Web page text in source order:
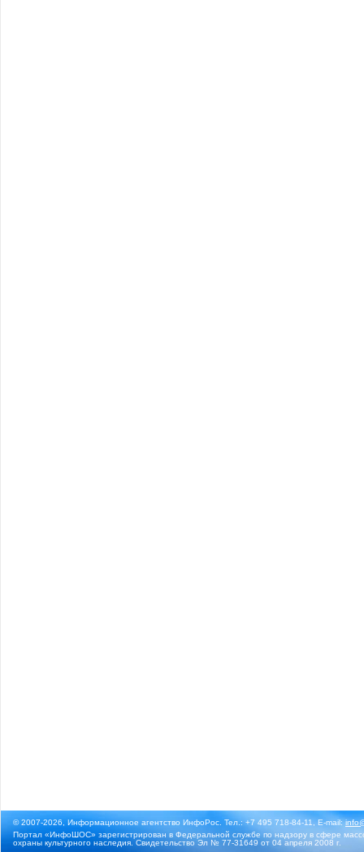
© 2007-2026, Информационное агентство ИнфоРос. Тел.: +7 495 718-84-11, E-mail:
Портал «ИнфоШОС» зарегистрирован в Федеральной службе по надзору в сфере
охраны культурного наследия. Свидетельство Эл № 77-31649 от 04 апреля 2008 г.